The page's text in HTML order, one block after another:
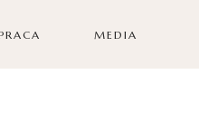
MEDIA